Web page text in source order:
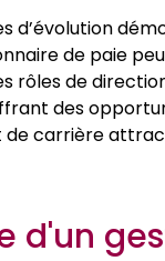
d’évolution
de paie
rôles de
des
carrière
d'un